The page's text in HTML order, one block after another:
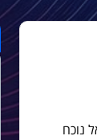
נוכח